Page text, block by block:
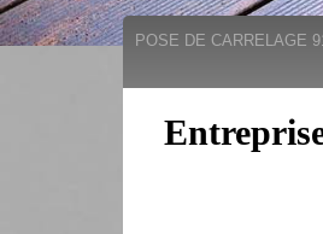
POSE DE CARRELAGE